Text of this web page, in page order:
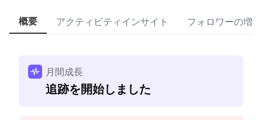
概要 アクティビティインサイト フォロワーの増加
月間成長
追跡を開始しました